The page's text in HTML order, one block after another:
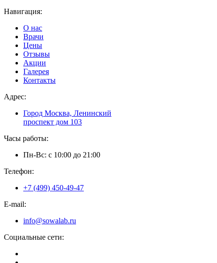
Навигация:
О нас
Врачи
Цены
Отзывы
Акции
Галерея
Контакты
Адрес:
Город Москва, Ленинский
проспект дом 103
Часы работы:
Пн-Вс: с 10:00 до 21:00
Телефон:
+7 (499) 450-49-47
E-mail:
info@sowalab.ru
Социальные сети: